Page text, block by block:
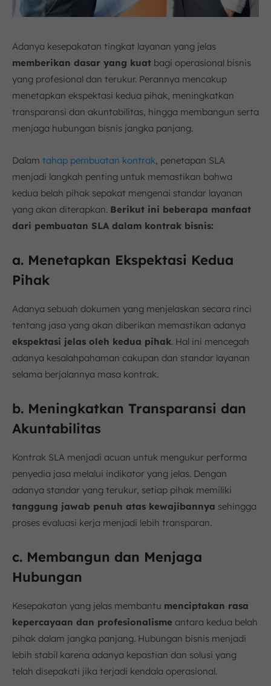
Adanya kesepakatan tingkat layanan yang jelas
memberikan dasar yang kuat bagi operasional bisnis
yang profesional dan terukur. Perannya mencakup
menetapkan ekspektasi kedua pihak, meningkatkan
transparansi dan akuntabilitas, hingga membangun serta
menjaga hubungan bisnis jangka panjang.
Dalam tahap pembuatan kontrak , penetapan SLA
menjadi langkah penting untuk memastikan bahwa
kedua belah pihak sepakat mengenai standar layanan
yang akan diterapkan. Berikut ini beberapa manfaat
dari pembuatan SLA dalam kontrak bisnis:
a. Menetapkan Ekspektasi Kedua
Pihak
Adanya sebuah dokumen yang menjelaskan secara rinci
tentang jasa yang akan diberikan memastikan adanya
ekspektasi jelas oleh kedua pihak. Hal ini mencegah
adanya kesalahpahaman cakupan dan standar layanan
selama berjalannya masa kontrak.
b. Meningkatkan Transparansi dan
Akuntabilitas
Kontrak SLA menjadi acuan untuk mengukur performa
penyedia jasa melalui indikator yang jelas. Dengan
adanya standar yang terukur, setiap pihak memiliki
tanggung jawab penuh atas kewajibannya sehingga
proses evaluasi kerja menjadi lebih transparan.
c. Membangun dan Menjaga
Hubungan
Kesepakatan yang jelas membantu menciptakan rasa
kepercayaan dan profesionalisme antara kedua belah
pihak dalam jangka panjang. Hubungan bisnis menjadi
lebih stabil karena adanya kepastian dan solusi yang
telah disepakati jika terjadi kendala operasional.